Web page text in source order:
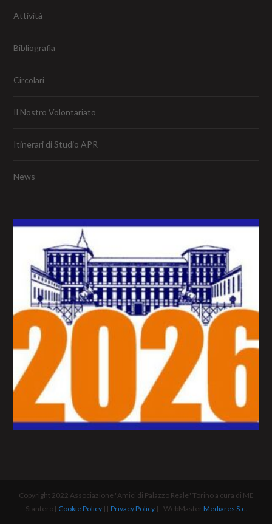
Attività
Bibliografia
Circolari
Il Nostro Volontariato
Itinerari di Studio APR
News
Copyright 2022 Associazione "Amici di Palazzo Reale" Torino a cura di ME
Stantero [ Cookie Policy] [ Privacy Policy] - WebMaster Mediares S.c.